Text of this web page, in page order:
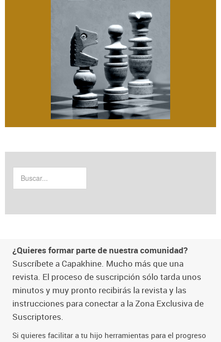
¿Quieres formar parte de nuestra comunidad?
Suscríbete a Capakhine. Mucho más que una
revista. El proceso de suscripción sólo tarda unos
minutos y muy pronto recibirás la revista y las
instrucciones para conectar a la Zona Exclusiva de
Suscriptores.
Si quieres facilitar a tu hijo herramientas para el progreso